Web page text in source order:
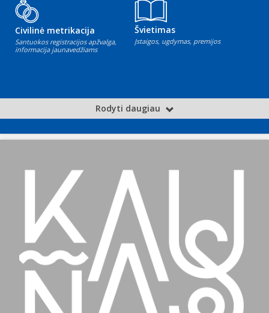
Civilinė metrikacija
Santuokos registracijos apžvalga,
informacija jaunavedžiams
Švietimas
Įstaigos, ugdymas, premijos
Rodyti daugiau